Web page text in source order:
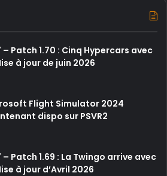
– Patch 1.70 : Cinq Hypercars avec
à jour de juin 2026
Flight Simulator 2024
dispo sur PSVR2
– Patch 1.69 : La Twingo arrive avec
à jour d’Avril 2026